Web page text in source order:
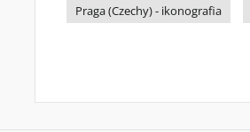
Praga (Czechy) - ikonografia